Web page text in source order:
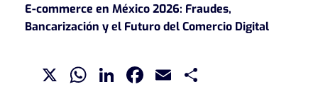
E-commerce en México 2026: Fraudes,
Bancarización y el Futuro del Comercio Digital
X WhatsApp
LinkedIn
Facebook
Email